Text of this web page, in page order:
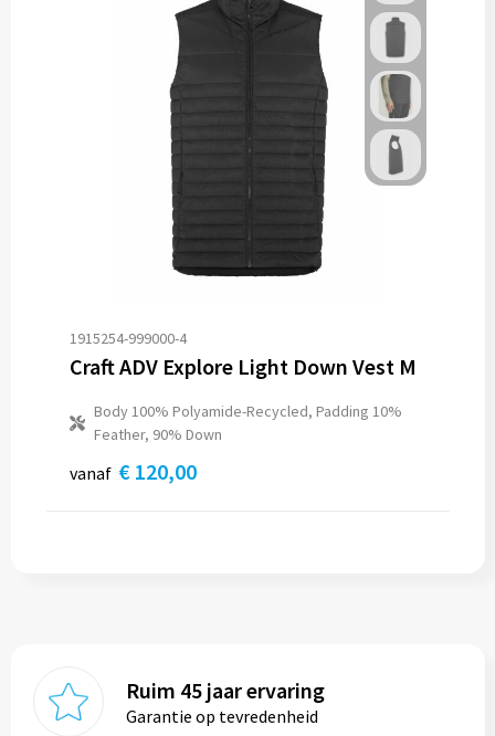
1915254-999000-4
Craft ADV Explore Light Down Vest M
Body 100% Polyamide-Recycled, Padding 10%
Feather, 90% Down
vanaf € 120,00
Ruim 45 jaar ervaring
Garantie op tevredenheid